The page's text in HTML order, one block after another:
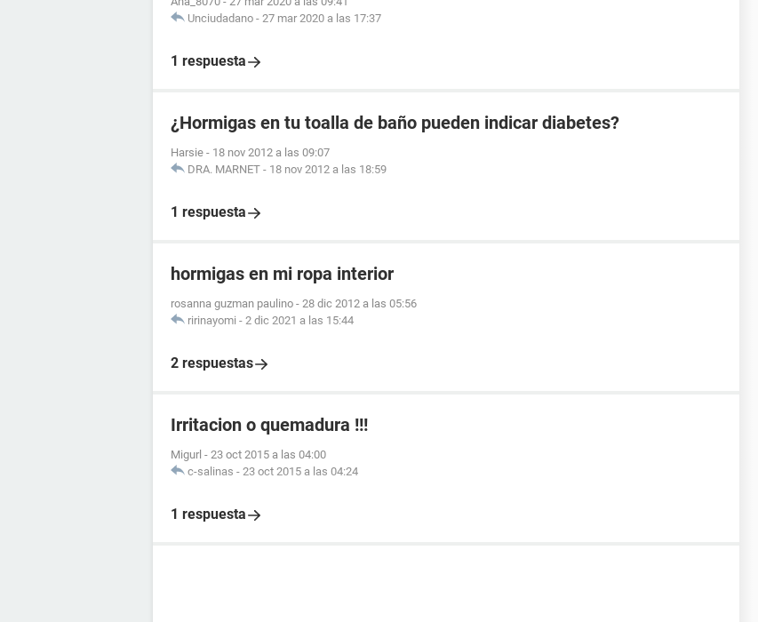
Unciudadano - 27 mar 2020 a las 17:37
1 respuesta
¿Hormigas en tu toalla de baño pueden indicar diabetes?
Harsie - 18 nov 2012 a las 09:07
DRA. MARNET - 18 nov 2012 a las 18:59
1 respuesta
hormigas en mi ropa interior
rosanna guzman paulino - 28 dic 2012 a las 05:56
ririnayomi - 2 dic 2021 a las 15:44
2 respuestas
Irritacion o quemadura !!!
Migurl - 23 oct 2015 a las 04:00
c-salinas - 23 oct 2015 a las 04:24
1 respuesta